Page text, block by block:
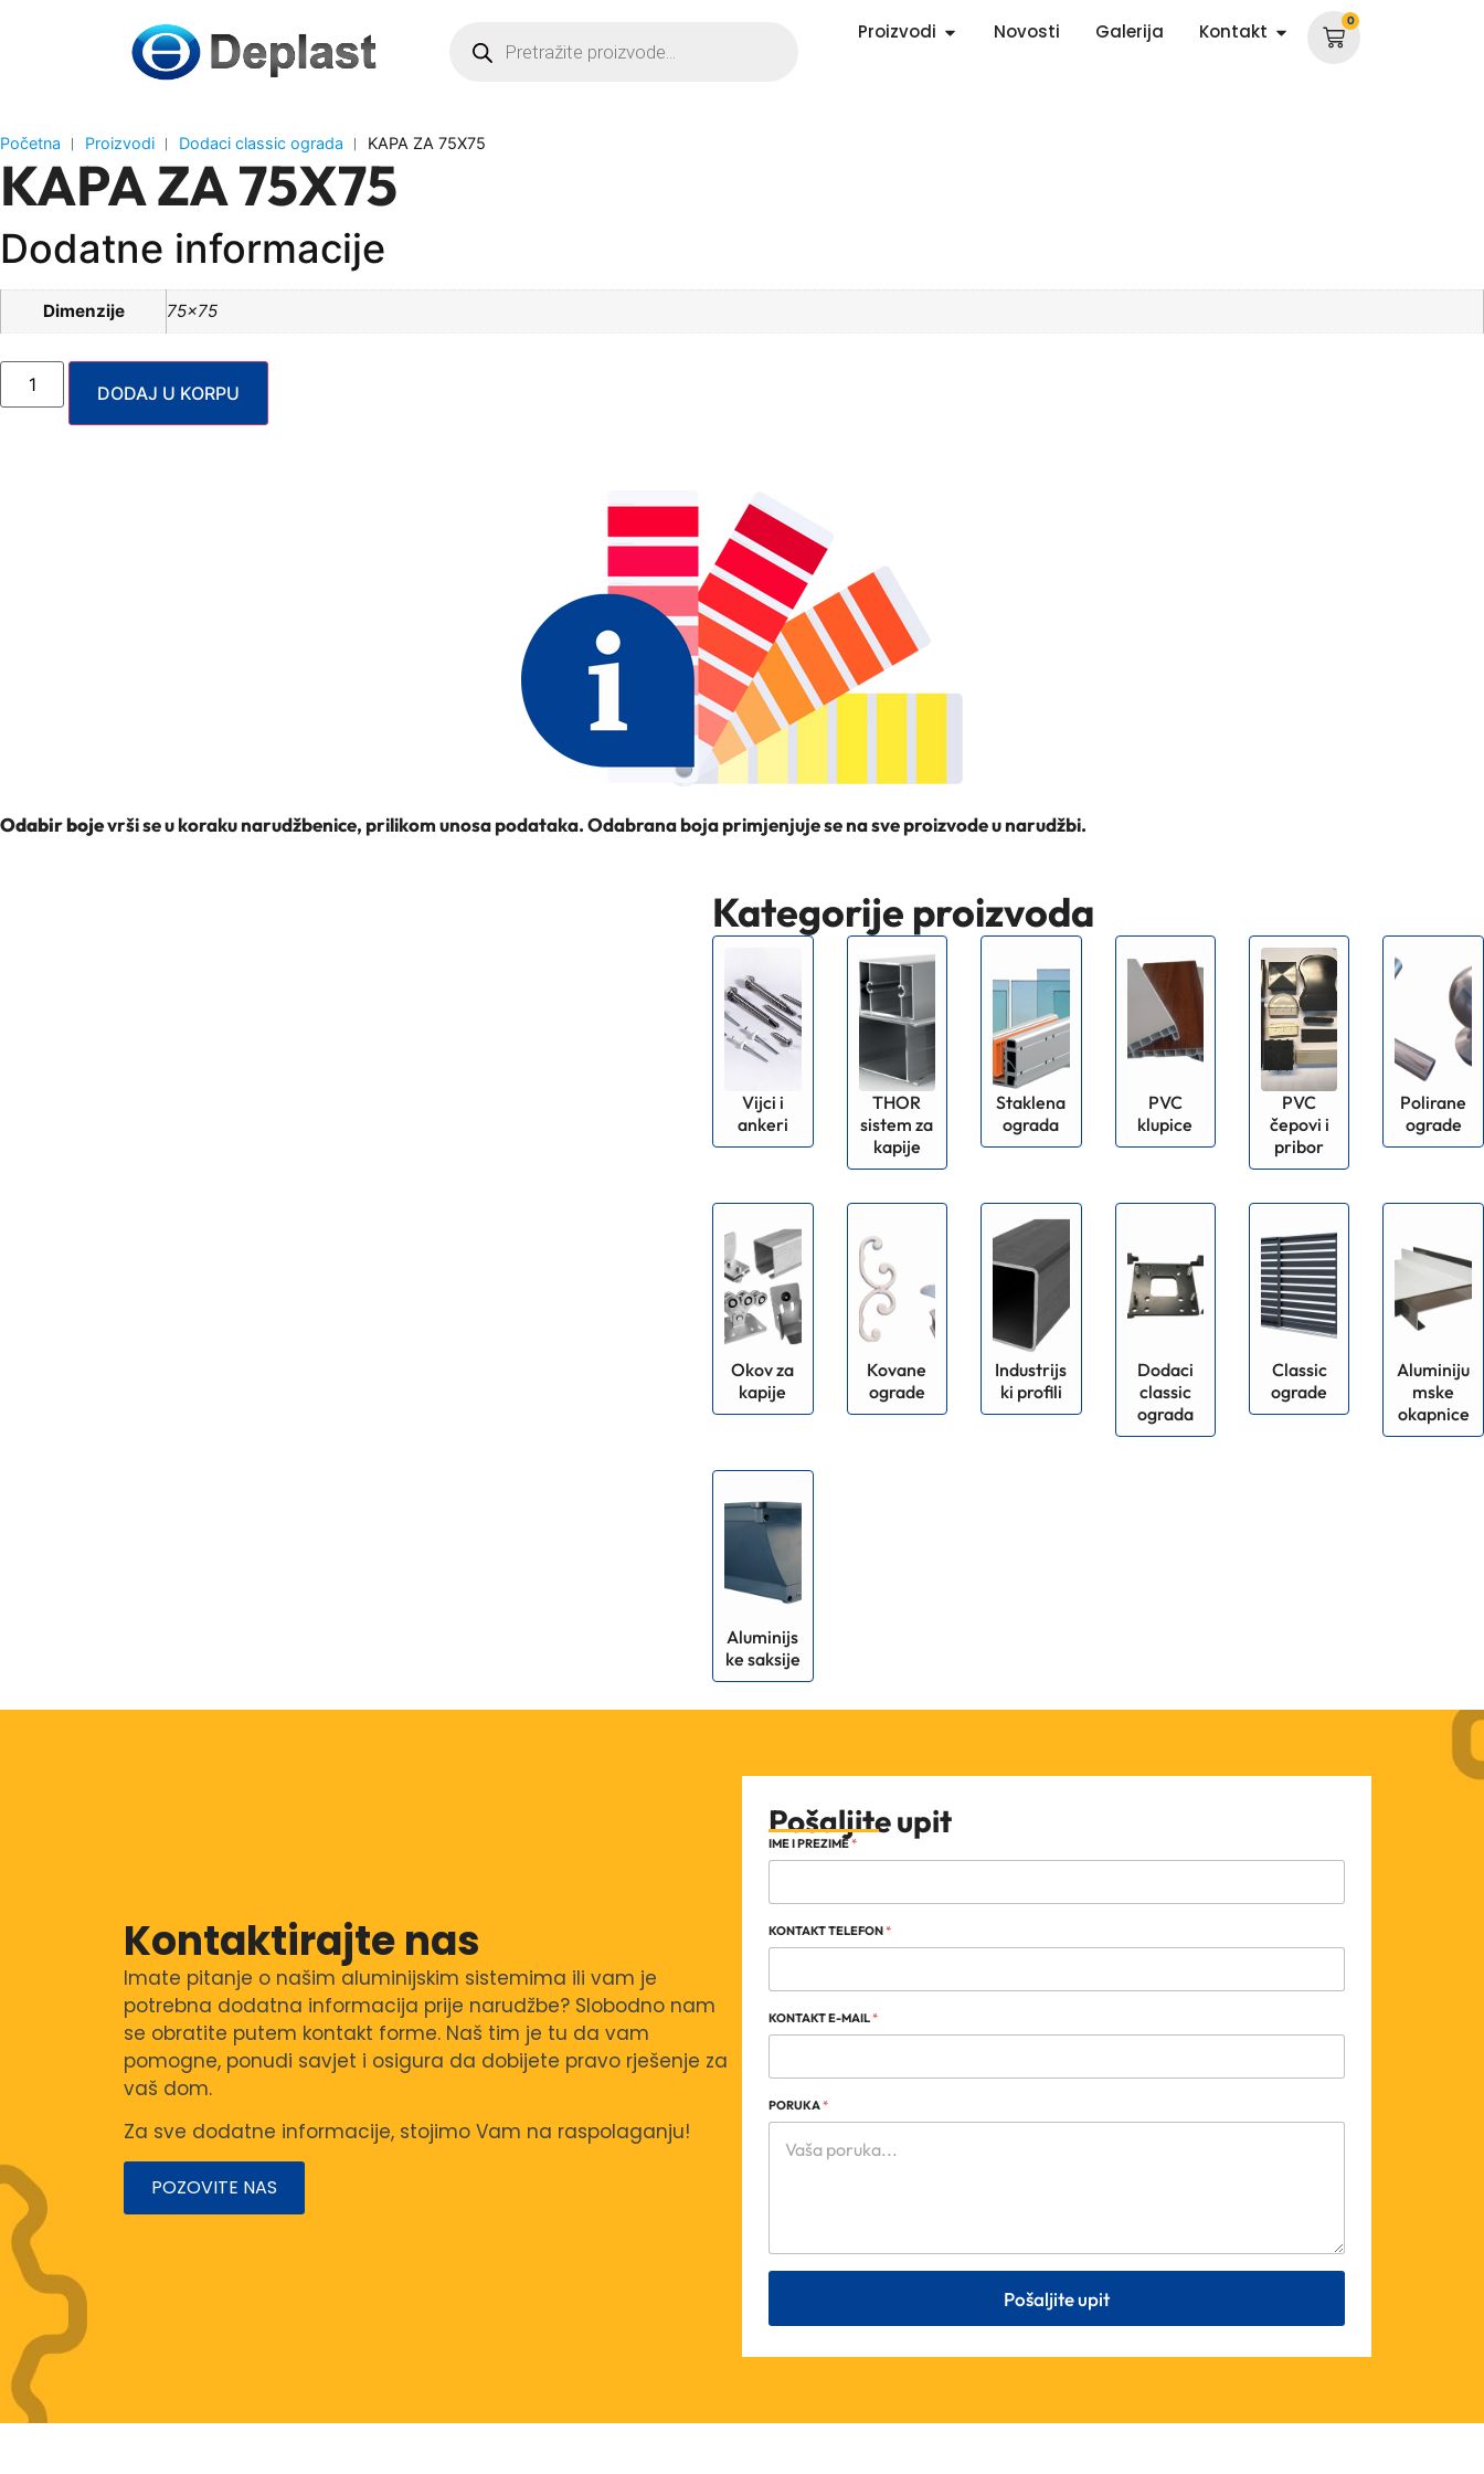
Proizvodi Novosti Galerija Kontakt 0
Početna ︱ Proizvodi ︱ Dodaci classic ograda ︱ KAPA ZA 75X75
KAPA ZA 75X75
Dodatne informacije
Dimenzije 75×75
DODAJ U KORPU
Odabir bojevrši se u koraku narudžbenice, prilikom unosa podataka. Odabrana boja primjenjuje se na sve proizvode u narudžbi.
Kategorije proizvoda
Vijci i
ankeri
THOR
sistem za
kapije
Staklena
ograda
PVC
klupice
PVC
čepovi i
pribor
Polirane
ograde
Okov za
kapije
Kovane
ograde
Industrijs
ki profili
Dodaci
classic
ograda
Classic
ograde
Aluminiju
mske
okapnice
Aluminijs
ke saksije
Kontaktirajte nas
Imate pitanje o našim aluminijskim sistemima ili vam je
potrebna dodatna informacija prije narudžbe? Slobodno nam
se obratite putem kontakt forme. Naš tim je tu da vam
pomogne, ponudi savjet i osigura da dobijete pravo rješenje za
vaš dom.
Za sve dodatne informacije, stojimo Vam na raspolaganju!
POZOVITE NAS
Pošaljite upit
IME I PREZIME*
KONTAKT TELEFON*
KONTAKT E-MAIL*
PORUKA*
Pošaljite upit